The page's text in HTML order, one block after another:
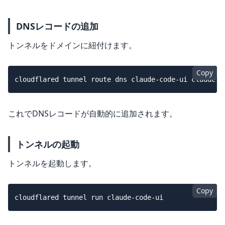
DNSレコードの追加
トンネルをドメインに紐付けます。
Copy
これでDNSレコードが自動的に追加されます。
トンネルの起動
トンネルを起動します。
Copy